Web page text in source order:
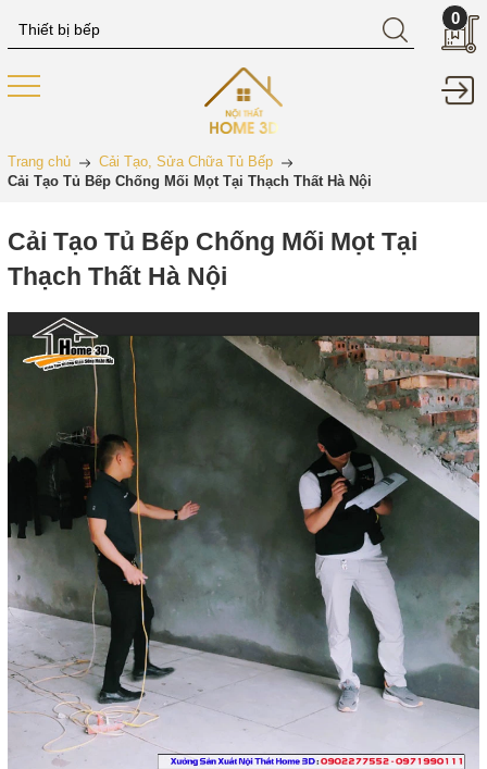
0
Trang chủ
Cải Tạo, Sửa Chữa Tủ Bếp
Cải Tạo Tủ Bếp Chống Mối Mọt Tại Thạch Thất Hà Nội
Cải Tạo Tủ Bếp Chống Mối Mọt Tại
Thạch Thất Hà Nội